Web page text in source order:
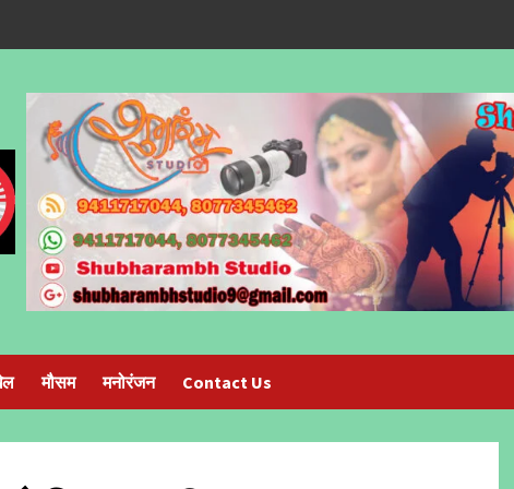
मौसम मनोरंजन Contact Us